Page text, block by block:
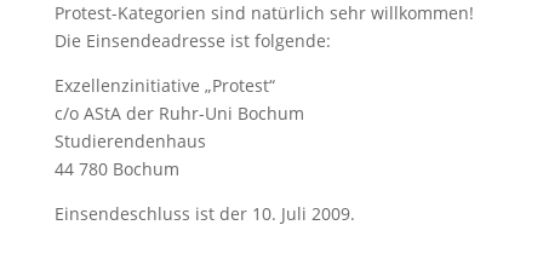
Protest-Kategorien sind natürlich sehr willkommen!
Die Einsendeadresse ist folgende:
Exzellenzinitiative „Protest“
c/o AStA der Ruhr-Uni Bochum
Studierendenhaus
44 780 Bochum
Einsendeschluss ist der 10. Juli 2009.